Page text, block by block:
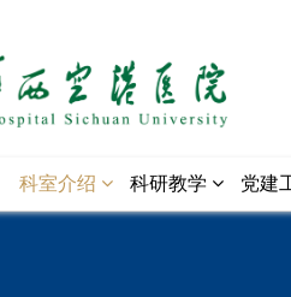
科室介绍 科研教学 党建